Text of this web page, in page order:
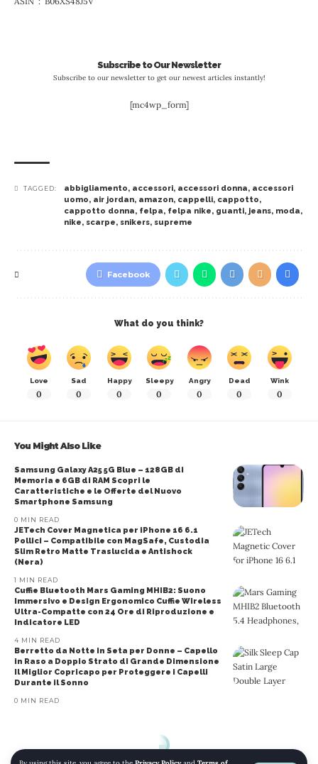
Subscribe to Our Newsletter
Subscribe to our newsletter to get our newest articles instantly!
[mc4wp_form]
TAGGED: abbigliamento, accessori, accessori donna, accessori
uomo, air jordan, amazon, cappelli, cappotto,
cappotto donna, felpa, felpa nike, guanti, jeans, moda,
nike, scarpe, snikers, supreme
Facebook
What do you think?
Love
0
Sad
0
Happy
0
Sleepy
0
Angry
0
Dead
0
Wink
0
You Might Also Like
Samsung Galaxy A25 5G Blue – 128GB di
Memoria e 6GB di RAM Scopri le
Caratteristiche e le Offerte del Nuovo
Smartphone Samsung
0 MIN READ
JETech Cover Magnetica per iPhone 16 6.1
Pollici – Compatibile con MagSafe, Custodia
Slim Retro Matte Traslucida e Antishock
(Nera)
1 MIN READ
Cuffie Bluetooth Mars Gaming MHIB2: Suono
Immersivo e Design Ergonomico Cuffie Wireless
Ultra-Compatte con 24 Ore di Riproduzione e
Indicatore LED
4 MIN READ
Berretto da Notte in Seta per Donne – Capello
in Raso a Doppio Strato di Grande Dimensione
Il Miglior Copricapo per Proteggere i Capelli
Durante il Sonno
0 MIN READ